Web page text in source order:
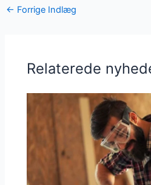
← Forrige Indlæg
Relaterede